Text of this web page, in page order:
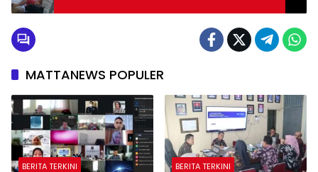
MATTANEWS POPULER
BERITA TERKINI BERITA TERKINI